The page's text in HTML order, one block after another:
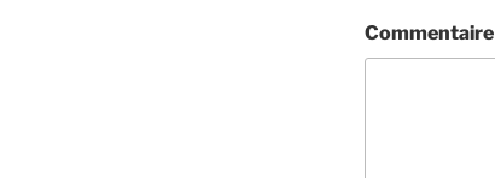
Commentaire